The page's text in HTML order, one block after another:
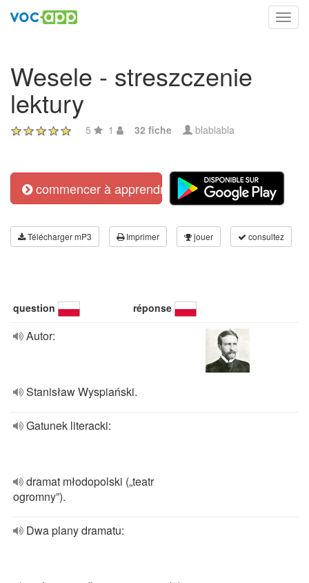
Wesele - streszczenie
lektury
5 1 32 fiche blablabla
commencer à apprendre
Télécharger mP3 Imprimer jouer consultez
question réponse
Autor:
Stanisław Wyspiański.
Gatunek literacki:
dramat młodopolski („teatr
ogromny”).
Dwa plany dramatu: